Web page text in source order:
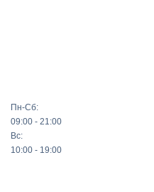
Пн-Сб:
09:00 - 21:00
Вс:
10:00 - 19:00